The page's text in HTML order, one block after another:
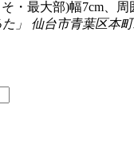
・最大部)幅7cm、